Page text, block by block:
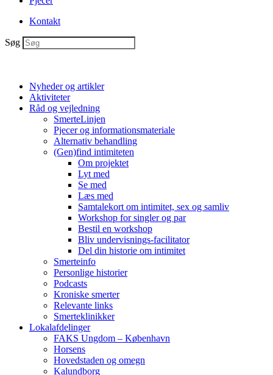
Kontakt
Søg
Nyheder og artikler
Aktiviteter
Råd og vejledning
SmerteLinjen
Pjecer og informationsmateriale
Alternativ behandling
(Gen)find intimiteten
Om projektet
Lyt med
Se med
Læs med
Samtalekort om intimitet, sex og samliv
Workshop for singler og par
Bestil en workshop
Bliv undervisnings-facilitator
Del din historie om intimitet
Smerteinfo
Personlige historier
Podcasts
Kroniske smerter
Relevante links
Smerteklinikker
Lokalafdelinger
FAKS Ungdom – København
Horsens
Hovedstaden og omegn
Kalundborg